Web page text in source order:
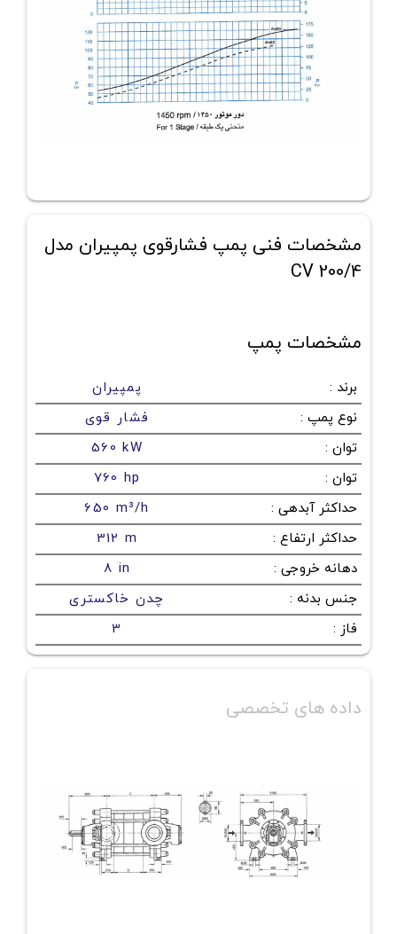
مشخصات فنی پمپ فشارقوی پمپیران مدل
CV 200/4
مشخصات پمپ
برند :
پمپیران
نوع پمپ :
فشار قوی
توان :
560 kW
توان :
760 hp
حداکثر آبدهی :
650 m³/h
حداکثر ارتفاع :
312 m
دهانه خروجی :
8 in
جنس بدنه :
چدن خاکستری
فاز :
3
داده های تخصصی